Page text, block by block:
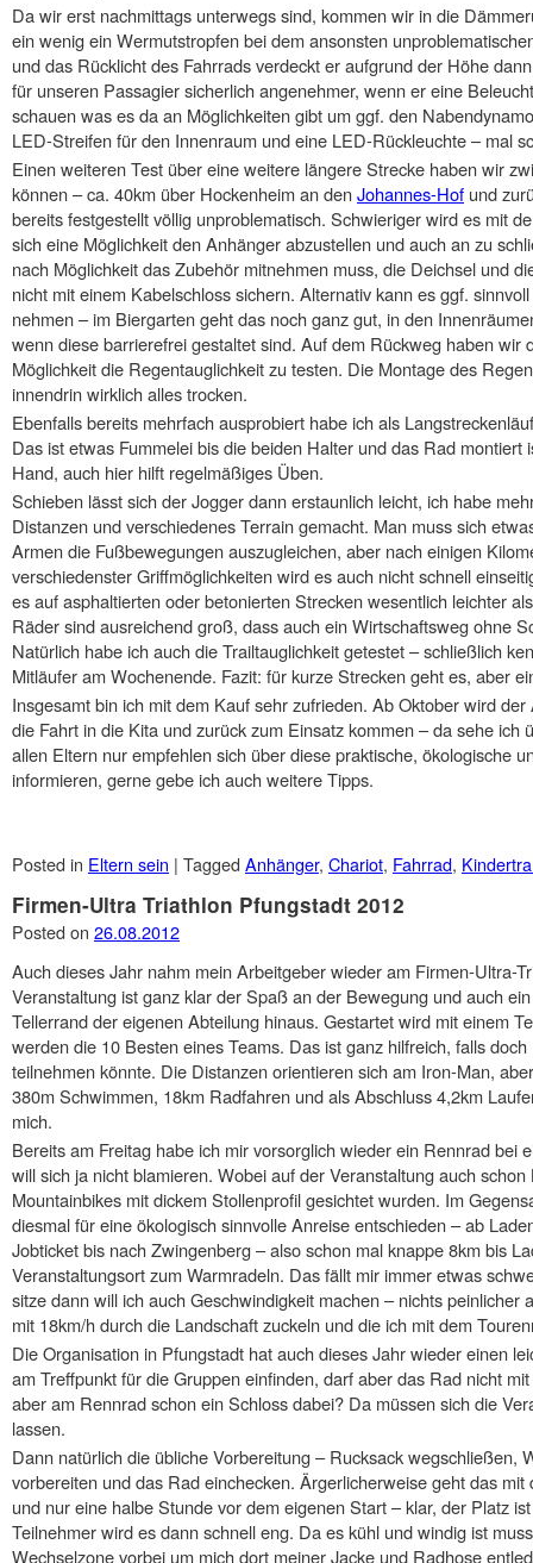
Da wir erst nachmittags unterwegs sind, kommen wir in die
ein wenig ein Wermutstropfen bei dem ansonsten
und das Rücklicht des Fahrrads verdeckt er aufgrund der Höhe
für unseren Passagier sicherlich angenehmer, wenn er eine
schauen was es da an Möglichkeiten gibt um ggf. den
LED-Streifen für den Innenraum und eine LED-Rückleuchte – mal
Einen weiteren Test über eine weitere längere Strecke haben wir
können – ca. 40km über Hockenheim an denJohannes-Hof und
bereits festgestellt völlig unproblematisch. Schwieriger wird es mit
sich eine Möglichkeit den Anhänger abzustellen und auch an zu
nach Möglichkeit das Zubehör mitnehmen muss, die Deichsel und
nicht mit einem Kabelschloss sichern. Alternativ kann es ggf.
nehmen – im Biergarten geht das noch ganz gut, in den
wenn diese barrierefrei gestaltet sind. Auf dem Rückweg haben wir
Möglichkeit die Regentauglichkeit zu testen. Die Montage des
innendrin wirklich alles trocken.
Ebenfalls bereits mehrfach ausprobiert habe ich als
Das ist etwas Fummelei bis die beiden Halter und das Rad
Hand, auch hier hilft regelmäßiges Üben.
Schieben lässt sich der Jogger dann erstaunlich leicht, ich habe
Distanzen und verschiedenes Terrain gemacht. Man muss sich
Armen die Fußbewegungen auszugleichen, aber nach einigen
verschiedenster Griffmöglichkeiten wird es auch nicht schnell
es auf asphaltierten oder betonierten Strecken wesentlich leichter
Räder sind ausreichend groß, dass auch ein Wirtschaftsweg ohne
Natürlich habe ich auch die Trailtauglichkeit getestet – schließlich
Mitläufer am Wochenende. Fazit: für kurze Strecken geht es, aber
Insgesamt bin ich mit dem Kauf sehr zufrieden. Ab Oktober wird
die Fahrt in die Kita und zurück zum Einsatz kommen – da sehe ich
allen Eltern nur empfehlen sich über diese praktische, ökologische
informieren, gerne gebe ich auch weitere Tipps.
Posted in Eltern sein | Tagged Anhänger, Chariot, Fahrrad,
Firmen-Ultra Triathlon Pfungstadt 2012
Posted on 26.08.2012
Auch dieses Jahr nahm mein Arbeitgeber wieder am Firmen-Ultra-
Veranstaltung ist ganz klar der Spaß an der Bewegung und auch
Tellerrand der eigenen Abteilung hinaus. Gestartet wird mit einem
werden die 10 Besten eines Teams. Das ist ganz hilfreich, falls
teilnehmen könnte. Die Distanzen orientieren sich am Iron-Man,
380m Schwimmen, 18km Radfahren und als Abschluss 4,2km
mich.
Bereits am Freitag habe ich mir vorsorglich wieder ein Rennrad bei
will sich ja nicht blamieren. Wobei auf der Veranstaltung auch
Mountainbikes mit dickem Stollenprofil gesichtet wurden. Im
diesmal für eine ökologisch sinnvolle Anreise entschieden – ab
Jobticket bis nach Zwingenberg – also schon mal knappe 8km bis
Veranstaltungsort zum Warmradeln. Das fällt mir immer etwas
sitze dann will ich auch Geschwindigkeit machen – nichts peinlicher
mit 18km/h durch die Landschaft zuckeln und die ich mit dem
Die Organisation in Pfungstadt hat auch dieses Jahr wieder einen
am Treffpunkt für die Gruppen einfinden, darf aber das Rad nicht
aber am Rennrad schon ein Schloss dabei? Da müssen sich die
lassen.
Dann natürlich die übliche Vorbereitung – Rucksack wegschließen,
vorbereiten und das Rad einchecken. Ärgerlicherweise geht das
und nur eine halbe Stunde vor dem eigenen Start – klar, der Platz
Teilnehmer wird es dann schnell eng. Da es kühl und windig ist
Wechselzone vorbei um mich dort meiner Jacke und Radhose